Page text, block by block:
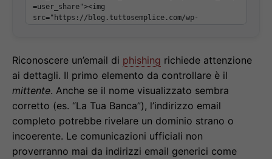
Riconoscere un’email di phishing richiede attenzione
ai dettagli. Il primo elemento da controllare è il
mittente. Anche se il nome visualizzato sembra
corretto (es. “La Tua Banca”), l’indirizzo email
completo potrebbe rivelare un dominio strano o
incoerente. Le comunicazioni ufficiali non
proverranno mai da indirizzi email generici come